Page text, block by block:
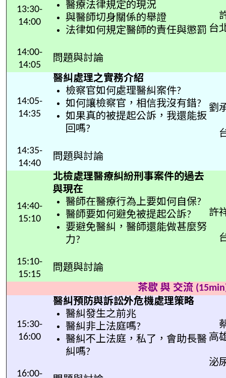
13:30-
14:00
醫療法律規定的現況
與醫師切身關係的舉證
法律如何規定醫師的責任與懲罰 台
14:00-
14:05
問題與討論
14:05-
14:35
醫糾處理之實務介紹
檢察官如何處理醫糾案件?
如何讓檢察官，相信我沒有錯?
如果真的被提起公訴，我還能扳
回嗎?
劉
14:35-
14:40
問題與討論
14:40-
15:10
北檢處理醫療糾紛刑事案件的過去
與現在
醫師在醫療行為上要如何自保?
醫師要如何避免被提起公訴?
要避免醫糾，醫師還能做甚麼努
力?
許
15:10-
15:15
問題與討論
茶歇 與 交流
15:30-
16:00
醫糾預防與訴訟外危機處理策略
醫糾發生之前兆
醫糾非上法庭嗎?
醫糾不上法庭，私了，會助長醫
糾嗎?
高
泌
16:00-